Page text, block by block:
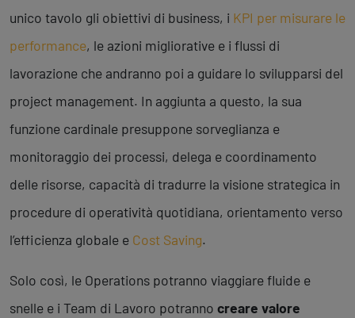
unico tavolo gli obiettivi di business, i KPI per misurare le
performance, le azioni migliorative e i flussi di
lavorazione che andranno poi a guidare lo svilupparsi del
project management. In aggiunta a questo, la sua
funzione cardinale presuppone sorveglianza e
monitoraggio dei processi, delega e coordinamento
delle risorse, capacità di tradurre la visione strategica in
procedure di operatività quotidiana, orientamento verso
l’efficienza globale e Cost Saving.
Solo così, le Operations potranno viaggiare fluide e
snelle e i Team di Lavoro potranno creare valore